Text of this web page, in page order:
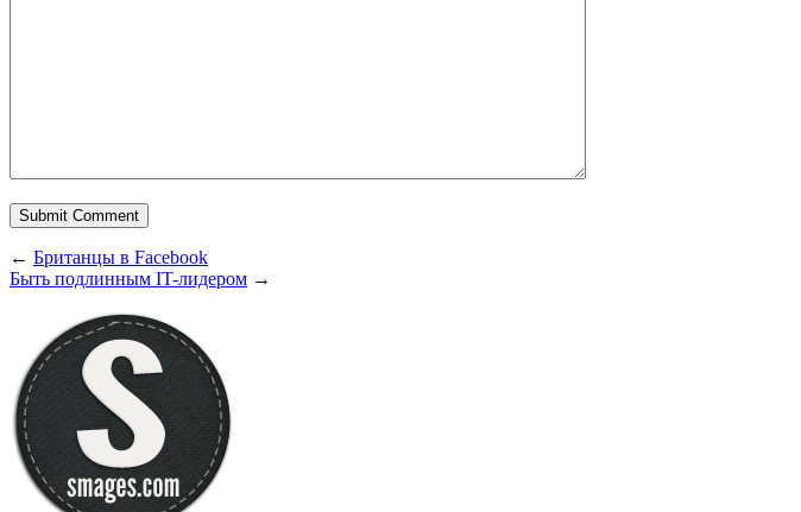
← Британцы в Facebook
Быть подлинным IT-лидером →